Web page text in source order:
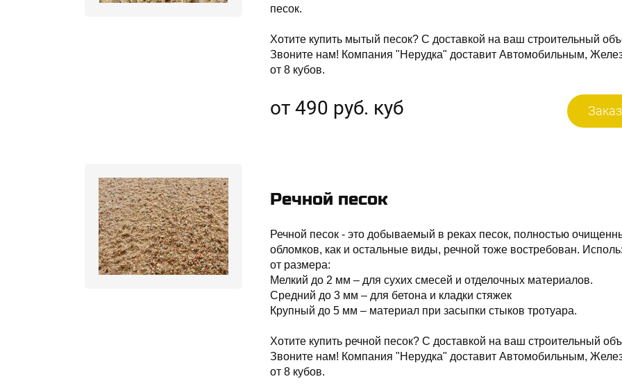
песок.
Хотите купить мытый песок? С доставкой на ваш строительный
Звоните нам! Компания "Нерудка" доставит Автомобильным,
от 8 кубов.
от 490 руб. куб
Речной песок
Речной песок - это добываемый в реках песок, полностью
обломков, как и остальные виды, речной тоже востребован.
от размера:
Мелкий до 2 мм – для сухих смесей и отделочных материалов.
Средний до 3 мм – для бетона и кладки стяжек
Крупный до 5 мм – материал при засыпки стыков тротуара.
Хотите купить речной песок? С доставкой на ваш строительный
Звоните нам! Компания "Нерудка" доставит Автомобильным,
от 8 кубов.